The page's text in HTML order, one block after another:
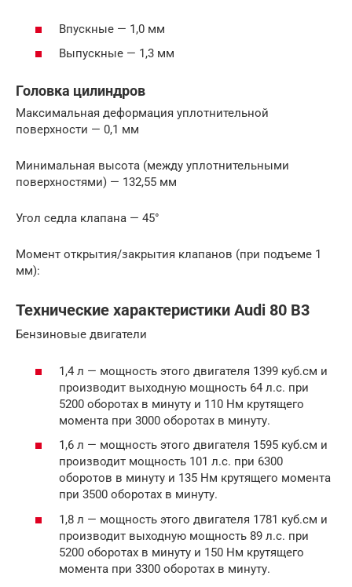
Впускные — 1,0 мм
Выпускные — 1,3 мм
Головка цилиндров
Максимальная деформация уплотнительной
поверхности — 0,1 мм
Минимальная высота (между уплотнительными
поверхностями) — 132,55 мм
Угол седла клапана — 45°
Момент открытия/закрытия клапанов (при подъеме 1
мм):
Технические характеристики Audi 80 B3
Бензиновые двигатели
1,4 л — мощность этого двигателя 1399 куб.см и
производит выходную мощность 64 л.с. при
5200 оборотах в минуту и 110 Нм крутящего
момента при 3000 оборотах в минуту.
1,6 л — мощность этого двигателя 1595 куб.см и
производит мощность 101 л.с. при 6300
оборотов в минуту и 135 Нм крутящего момента
при 3500 оборотах в минуту.
1,8 л — мощность этого двигателя 1781 куб.см и
производит выходную мощность 89 л.с. при
5200 оборотах в минуту и 150 Нм крутящего
момента при 3300 оборотах в минуту.